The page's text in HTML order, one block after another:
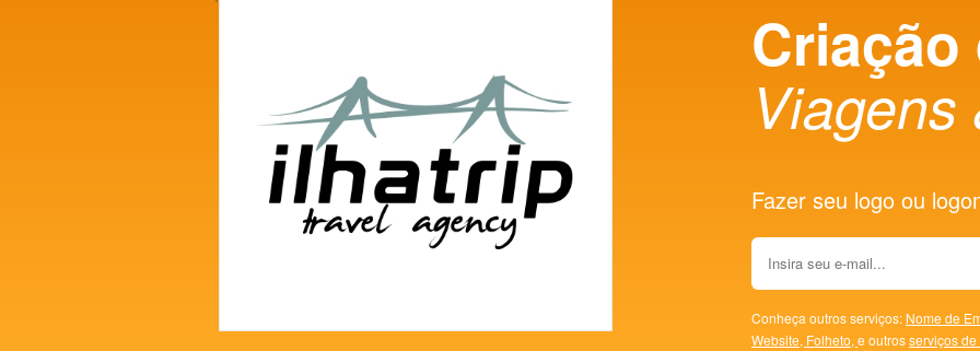
Criação
Fazer seu logo ou
Conheça outros serviços: Nome de
Website, Folheto, e outrosserviços